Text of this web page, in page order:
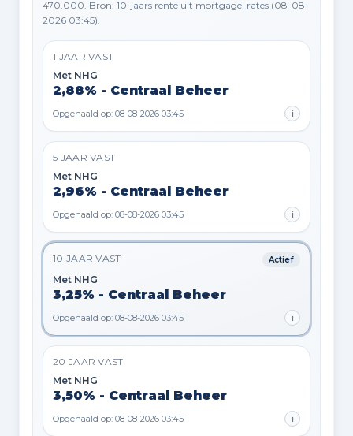
470.000. Bron: 10-jaars rente uit mortgage_rates (08-08-
2026 03:45).
1 JAAR VAST
Met NHG
2,88% - Centraal Beheer
Opgehaald op: 08-08-2026 03:45 i
5 JAAR VAST
Met NHG
2,96% - Centraal Beheer
Opgehaald op: 08-08-2026 03:45 i
10 JAAR VAST Actief
Met NHG
3,25% - Centraal Beheer
Opgehaald op: 08-08-2026 03:45 i
20 JAAR VAST
Met NHG
3,50% - Centraal Beheer
Opgehaald op: 08-08-2026 03:45 i